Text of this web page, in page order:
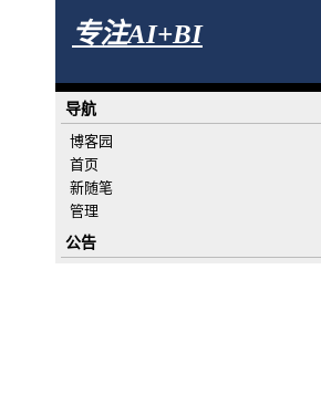
专注AI+BI
导航
博客园
首页
新随笔
管理
公告